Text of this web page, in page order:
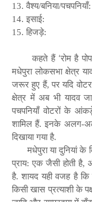
13. वैश्य/बनिया/पचपनियाँ:
14. इसाई:
15. हिजड़े:
कहते हैं ‘रोम है
मधेपुरा लोकसभा क्षेत्र
जरूर हुए हैं, पर यदि
क्षेत्र में अब भी यादव
पचपनियाँ वोटरों के
शामिल हैं. इनके अलग-
दिखाया गया है.
मधेपुरा या दुनियां के
प्राय: एक जैसी होती
है. शायद यही वजह है
किसी खास प्रत्याशी के